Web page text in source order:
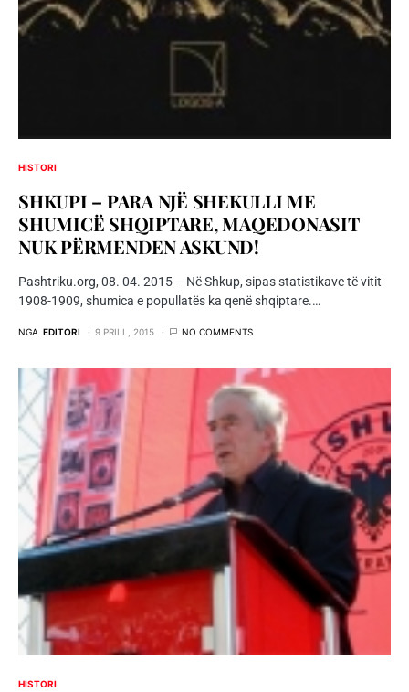
HISTORI
SHKUPI – PARA NJË SHEKULLI ME
SHUMICË SHQIPTARE, MAQEDONASIT
NUK PËRMENDEN ASKUND!
Pashtriku.org, 08. 04. 2015 – Në Shkup, sipas statistikave të vitit
1908-1909, shumica e popullatës ka qenë shqiptare.…
NGA EDITORI 9 PRILL, 2015 NO COMMENTS
HISTORI